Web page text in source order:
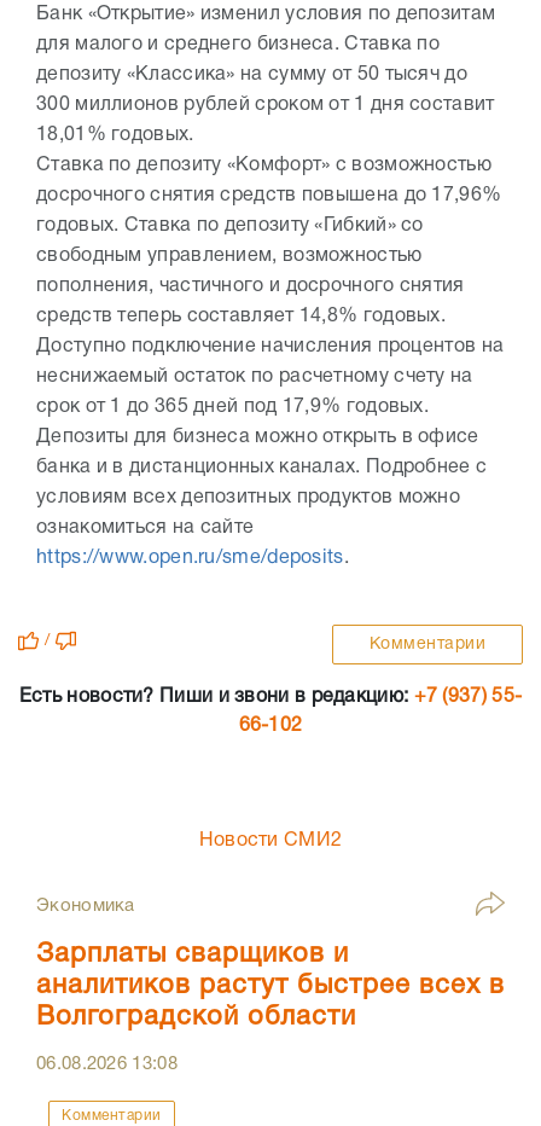
Банк «Открытие» изменил условия по депозитам
для малого и среднего бизнеса. Ставка по
депозиту «Классика» на сумму от 50 тысяч до
300 миллионов рублей сроком от 1 дня составит
18,01% годовых.
Ставка по депозиту «Комфорт» с возможностью
досрочного снятия средств повышена до 17,96%
годовых. Ставка по депозиту «Гибкий» со
свободным управлением, возможностью
пополнения, частичного и досрочного снятия
средств теперь составляет 14,8% годовых.
Доступно подключение начисления процентов на
неснижаемый остаток по расчетному счету на
срок от 1 до 365 дней под 17,9% годовых.
Депозиты для бизнеса можно открыть в офисе
банка и в дистанционных каналах. Подробнее с
условиям всех депозитных продуктов можно
ознакомиться на сайте
https://www.open.ru/sme/deposits.
/ Комментарии
Есть новости? Пиши и звони в редакцию: +7 (937) 55-
66-102
Новости СМИ2
Экономика
Зарплаты сварщиков и
аналитиков растут быстрее всех в
Волгоградской области
06.08.2026 13:08
Комментарии